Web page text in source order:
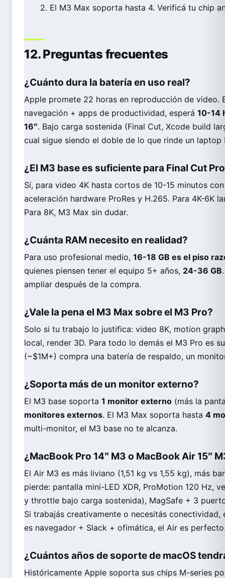
2. El M3 Max soporta hasta 4. Verificá tu chip
12. Preguntas frecuentes
¿Cuánto dura la batería en uso real?
Apple promete 22 horas en reproducción de video.
navegación + apps de productividad, esperá 10-14
16″. Bajo carga sostenida (Final Cut, Xcode build
cual sigue siendo el doble de lo que rinde un laptop
¿El M3 base es suficiente para Final Cut
Sí, para video 4K hasta cortos de 10-15 minutos
aceleración hardware ProRes y H.265. Para 4K-6K
Para 8K, M3 Max sin dudar.
¿Cuánta RAM necesito en realidad?
Para uso profesional medio, 16-18 GB es el piso
quienes piensen tener el equipo 5+ años, 24-36 GB
ampliar después de la compra.
¿Vale la pena el M3 Max sobre el M3 Pro?
Solo si tu trabajo lo justifica: video 8K, motion
local, render 3D. Para todo lo demás el M3 Pro es
(~$1M+) compra una batería de respaldo, un
¿Soporta más de un monitor externo?
El M3 base soporta 1 monitor externo (más la
monitores externos. El M3 Max soporta hasta 4
multi-monitor, el M3 base no te alcanza.
¿MacBook Pro 14″ M3 o MacBook Air 15″
El Air M3 es más liviano (1,51 kg vs 1,55 kg), más
pierde: pantalla mini-LED XDR, ProMotion 120 Hz,
y throttle bajo carga sostenida), MagSafe + 3
Si trabajás creativamente o necesitás
es navegador + Slack + ofimática, el Air es
¿Cuántos años de soporte de macOS
Históricamente Apple soporta sus chips M-series